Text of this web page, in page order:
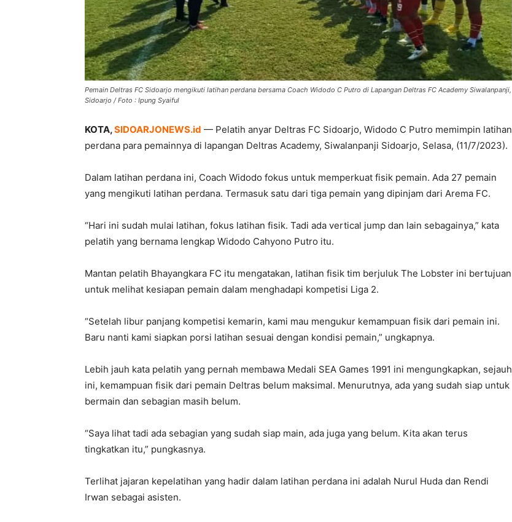
Pemain Deltras FC Sidoarjo mengikuti latihan perdana bersama Coach Widodo C Putro di Lapangan Deltras FC Academy Siwalanpanji,
Sidoarjo / Foto : Ipung Syaiful
KOTA,SIDOARJONEWS.id — Pelatih anyar Deltras FC Sidoarjo, Widodo C Putro memimpin latihan
perdana para pemainnya di lapangan Deltras Academy, Siwalanpanji Sidoarjo, Selasa, (11/7/2023).
Dalam latihan perdana ini, Coach Widodo fokus untuk memperkuat fisik pemain. Ada 27 pemain
yang mengikuti latihan perdana. Termasuk satu dari tiga pemain yang dipinjam dari Arema FC.
“Hari ini sudah mulai latihan, fokus latihan fisik. Tadi ada vertical jump dan lain sebagainya,” kata
pelatih yang bernama lengkap Widodo Cahyono Putro itu.
Mantan pelatih Bhayangkara FC itu mengatakan, latihan fisik tim berjuluk The Lobster ini bertujuan
untuk melihat kesiapan pemain dalam menghadapi kompetisi Liga 2.
“Setelah libur panjang kompetisi kemarin, kami mau mengukur kemampuan fisik dari pemain ini.
Baru nanti kami siapkan porsi latihan sesuai dengan kondisi pemain,” ungkapnya.
Lebih jauh kata pelatih yang pernah membawa Medali SEA Games 1991 ini mengungkapkan, sejauh
ini, kemampuan fisik dari pemain Deltras belum maksimal. Menurutnya, ada yang sudah siap untuk
bermain dan sebagian masih belum.
“Saya lihat tadi ada sebagian yang sudah siap main, ada juga yang belum. Kita akan terus
tingkatkan itu,” pungkasnya.
Terlihat jajaran kepelatihan yang hadir dalam latihan perdana ini adalah Nurul Huda dan Rendi
Irwan sebagai asisten.